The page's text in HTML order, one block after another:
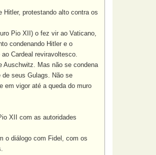
protestando alto contra os
Pio XII) o fez vir ao Vaticano,
condenando Hitler e o
Cardeal reviravoltesco.
Auschwitz. Mas não se condena
seus Gulags. Não se
em vigor até a queda do muro
XII com as autoridades
o diálogo com Fidel, com os